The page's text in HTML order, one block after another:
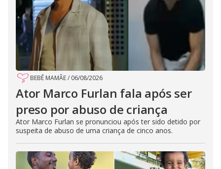
BEBÊ MAMÃE/ 06/08/2026
Ator Marco Furlan fala após ser
preso por abuso de criança
Ator Marco Furlan se pronunciou após ter sido detido por
suspeita de abuso de uma criança de cinco anos.